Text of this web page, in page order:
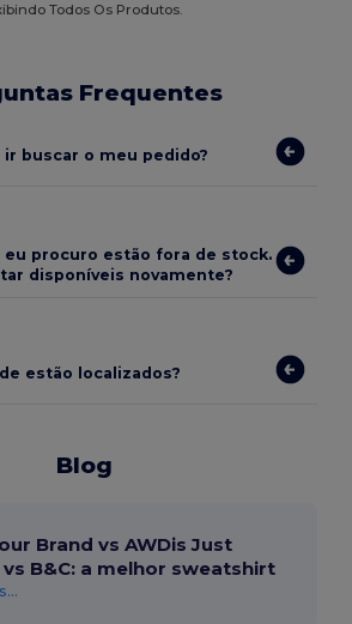
Todos Os Produtos.
Frequentes
ir buscar o meu pedido?
eu procuro estão fora de stock.
disponíveis novamente?
estão localizados?
Blog
Brand vs AWDis Just
B&C: a melhor sweatshirt